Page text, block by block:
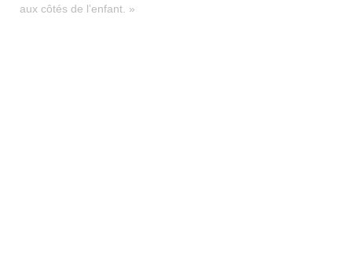
aux côtés de l’enfant. »